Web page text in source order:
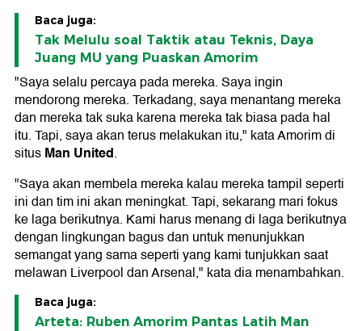
Baca juga:
Tak Melulu soal Taktik atau Teknis, Daya
Juang MU yang Puaskan Amorim
"Saya selalu percaya pada mereka. Saya ingin
mendorong mereka. Terkadang, saya menantang mereka
dan mereka tak suka karena mereka tak biasa pada hal
itu. Tapi, saya akan terus melakukan itu," kata Amorim di
situsMan United.
"Saya akan membela mereka kalau mereka tampil seperti
ini dan tim ini akan meningkat. Tapi, sekarang mari fokus
ke laga berikutnya. Kami harus menang di laga berikutnya
dengan lingkungan bagus dan untuk menunjukkan
semangat yang sama seperti yang kami tunjukkan saat
melawan Liverpool dan Arsenal," kata dia menambahkan.
Baca juga:
Arteta: Ruben Amorim Pantas Latih Man